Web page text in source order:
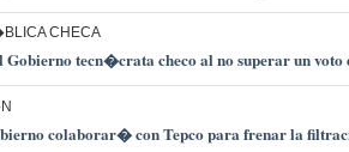
CHECA
Gobierno tecn�crata checo al no superar un voto
colaborar� con Tepco para frenar la